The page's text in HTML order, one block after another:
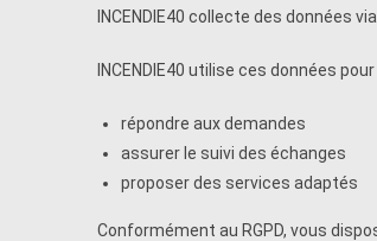
INCENDIE40 collecte des données
INCENDIE40 utilise ces données pour
répondre aux demandes
assurer le suivi des échanges
proposer des services adaptés
Conformément au RGPD, vous